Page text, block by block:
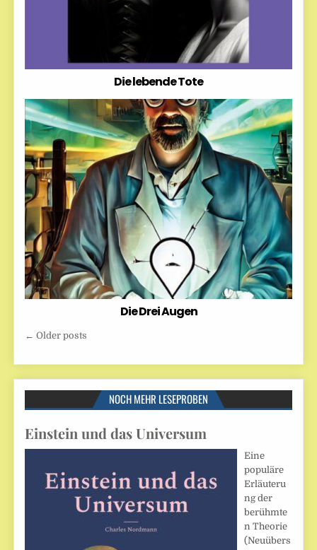
Die lebende Tote
Die Drei Augen
Beitragsnavigation
← Older posts
NOCH MEHR LESEPROBEN
Einstein und das Universum
Eine
populäre
Erläuteru
ng der
berühmte
n Theorie
(Neuübers